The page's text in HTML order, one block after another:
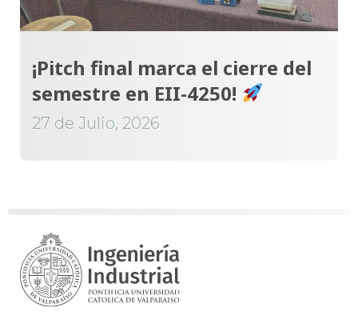
¡Pitch final marca el cierre del
semestre en EII-4250!
27 de Julio, 2026